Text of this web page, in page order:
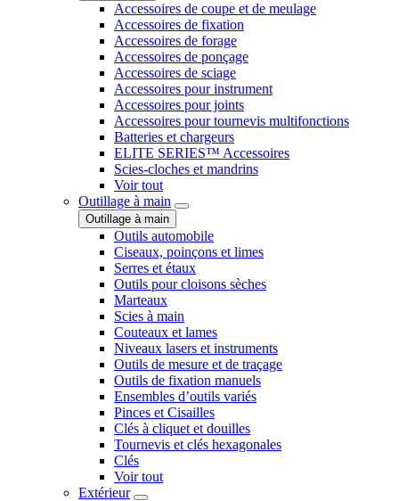
Accessoires de coupe et de meulage
Accessoires de fixation
Accessoires de forage
Accessoires de ponçage
Accessoires de sciage
Accessoires pour instrument
Accessoires pour joints
Accessoires pour tournevis multifonctions
Batteries et chargeurs
ELITE SERIES™ Accessoires
Scies-cloches et mandrins
Voir tout
Outillage à main
Outillage à main
Outils automobile
Ciseaux, poinçons et limes
Serres et étaux
Outils pour cloisons sèches
Marteaux
Scies à main
Couteaux et lames
Niveaux lasers et instruments
Outils de mesure et de traçage
Outils de fixation manuels
Ensembles d’outils variés
Pinces et Cisailles
Clés à cliquet et douilles
Tournevis et clés hexagonales
Clés
Voir tout
Extérieur